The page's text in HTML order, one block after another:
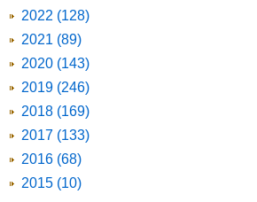
2022 (128)
2021 (89)
2020 (143)
2019 (246)
2018 (169)
2017 (133)
2016 (68)
2015 (10)